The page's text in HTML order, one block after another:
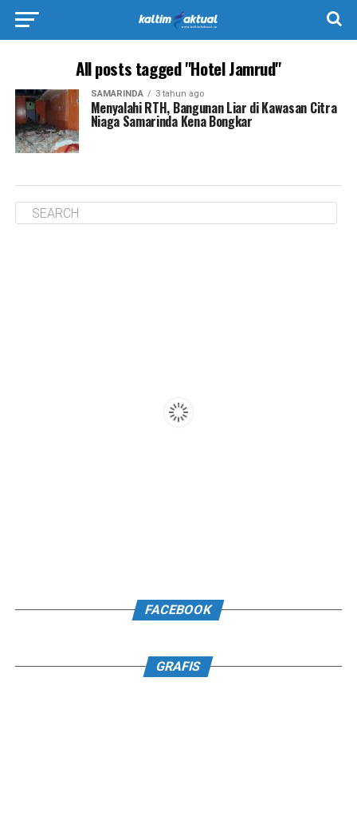
All posts tagged "Hotel Jamrud"
SAMARINDA 3 tahun ago
Menyalahi RTH, Bangunan Liar di Kawasan Citra
Niaga Samarinda Kena Bongkar
FACEBOOK
GRAFIS